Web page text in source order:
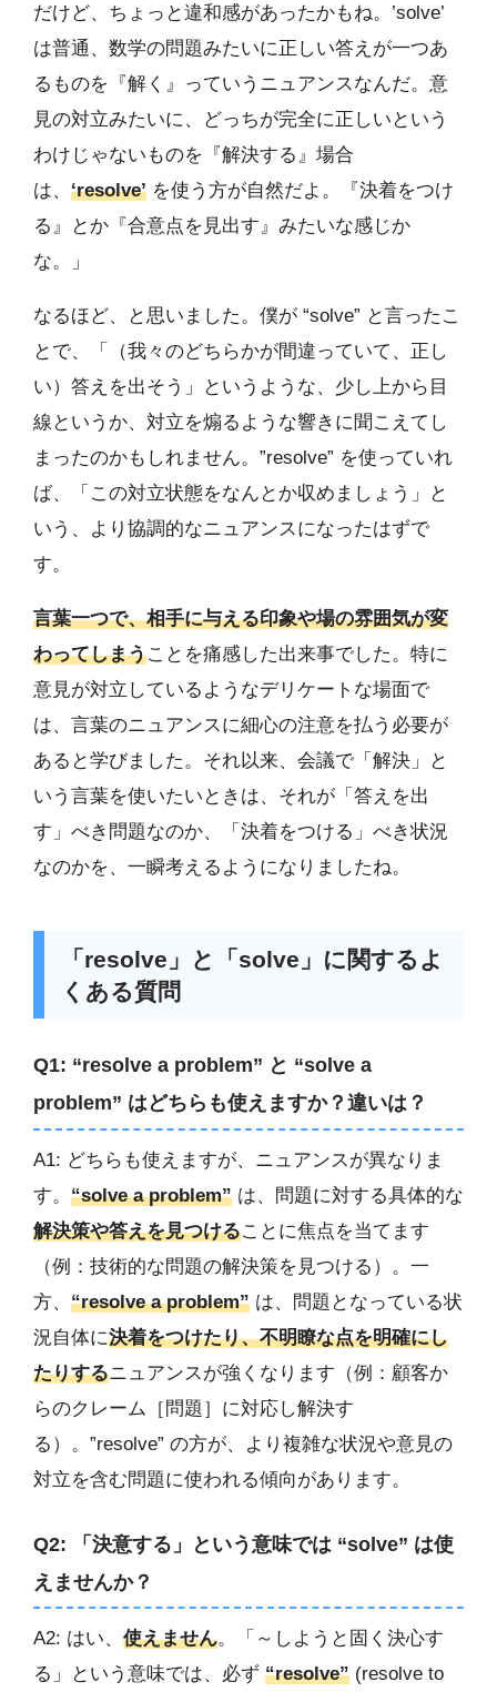
だけど、ちょっと違和感があったかもね。’solve’
は普通、数学の問題みたいに正しい答えが一つあ
るものを『解く』っていうニュアンスなんだ。意
見の対立みたいに、どっちが完全に正しいという
わけじゃないものを『解決する』場合
は、 ‘resolve’ を使う方が自然だよ。『決着をつけ
る』とか『合意点を見出す』みたいな感じか
な。」
なるほど、と思いました。僕が “solve” と言ったこ
とで、「（我々のどちらかが間違っていて、正し
い）答えを出そう」というような、少し上から目
線というか、対立を煽るような響きに聞こえてし
まったのかもしれません。”resolve” を使っていれ
ば、「この対立状態をなんとか収めましょう」と
いう、より協調的なニュアンスになったはずで
す。
言葉一つで、相手に与える印象や場の雰囲気が変
わってしまうことを痛感した出来事でした。特に
意見が対立しているようなデリケートな場面で
は、言葉のニュアンスに細心の注意を払う必要が
あると学びました。それ以来、会議で「解決」と
いう言葉を使いたいときは、それが「答えを出
す」べき問題なのか、「決着をつける」べき状況
なのかを、一瞬考えるようになりましたね。
「resolve」と「solve」に関するよ
くある質問
Q1: “resolve a problem” と “solve a
problem” はどちらも使えますか？違いは？
A1: どちらも使えますが、ニュアンスが異なりま
す。 “solve a problem” は、問題に対する具体的な
解決策や答えを見つけることに焦点を当てます
（例：技術的な問題の解決策を見つける）。一
方、 “resolve a problem” は、問題となっている状
況自体に決着をつけたり、不明瞭な点を明確にし
たりするニュアンスが強くなります（例：顧客か
らのクレーム［問題］に対応し解決す
る）。”resolve” の方が、より複雑な状況や意見の
対立を含む問題に使われる傾向があります。
Q2: 「決意する」という意味では “solve” は使
えませんか？
A2: はい、 使えません。「～しようと固く決心す
る」という意味では、必ず “resolve” (resolve to